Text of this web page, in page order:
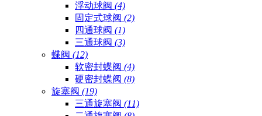
浮动球阀 (4)
固定式球阀 (2)
四通球阀 (1)
三通球阀 (3)
蝶阀 (12)
软密封蝶阀 (4)
硬密封蝶阀 (8)
旋塞阀 (19)
三通旋塞阀 (11)